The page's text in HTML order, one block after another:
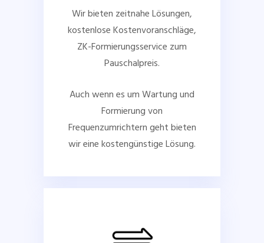
Wir bieten zeitnahe Lösungen,
kostenlose Kostenvoranschläge,
ZK-Formierungsservice zum
Pauschalpreis.
Auch wenn es um Wartung und
Formierung von
Frequenzumrichtern geht bieten
wir eine kostengünstige Lösung.